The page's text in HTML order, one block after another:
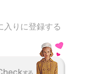
入りに登録する